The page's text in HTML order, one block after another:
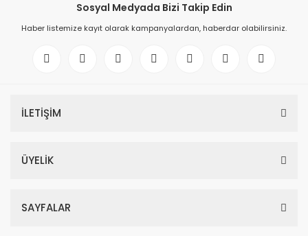
Sosyal Medyada Bizi Takip Edin
Haber listemize kayıt olarak kampanyalardan, haberdar olabilirsiniz.
İLETİŞİM
ÜYELİK
SAYFALAR